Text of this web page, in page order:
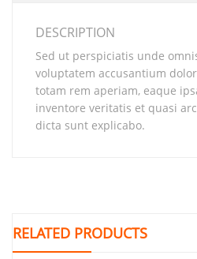
DESCRIPTION
Sed ut perspiciatis unde
voluptatem accusantium
totam rem aperiam, eaque
inventore veritatis et quasi
dicta sunt explicabo.
RELATED PRODUCTS